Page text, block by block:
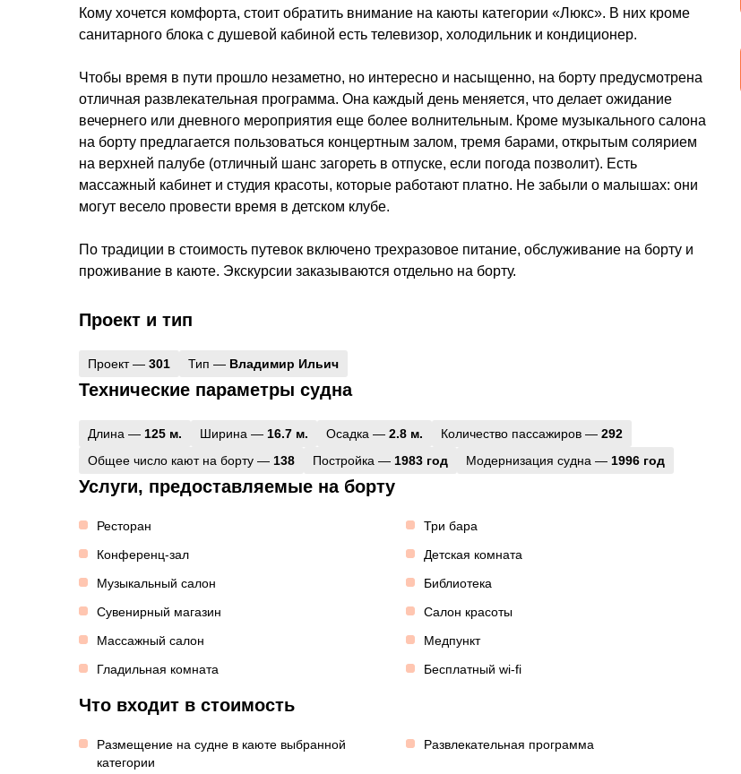
Кому хочется комфорта, стоит обратить внимание на каюты категории «Люкс». В них кроме
санитарного блока с душевой кабиной есть телевизор, холодильник и кондиционер.
Чтобы время в пути прошло незаметно, но интересно и насыщенно, на борту предусмотрена
отличная развлекательная программа. Она каждый день меняется, что делает ожидание
вечернего или дневного мероприятия еще более волнительным. Кроме музыкального салона
на борту предлагается пользоваться концертным залом, тремя барами, открытым солярием
на верхней палубе (отличный шанс загореть в отпуске, если погода позволит). Есть
массажный кабинет и студия красоты, которые работают платно. Не забыли о малышах: они
могут весело провести время в детском клубе.
По традиции в стоимость путевок включено трехразовое питание, обслуживание на борту и
проживание в каюте. Экскурсии заказываются отдельно на борту.
Проект и тип
Проект — 301 Тип — Владимир Ильич
Технические параметры судна
Длина — 125 м. Ширина — 16.7 м. Осадка — 2.8 м. Количество пассажиров — 292
Общее число кают на борту — 138 Постройка — 1983 год Модернизация судна — 1996 год
Услуги, предоставляемые на борту
Ресторан
Три бара
Конференц-зал
Детская комната
Музыкальный салон
Библиотека
Сувенирный магазин
Салон красоты
Массажный салон
Медпункт
Гладильная комната
Бесплатный wi-fi
Что входит в стоимость
Размещение на судне в каюте выбранной
категории
Развлекательная программа